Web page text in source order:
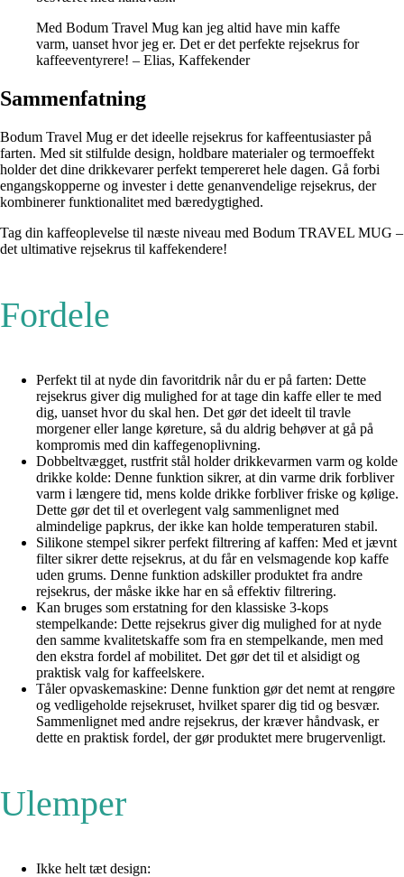
Med Bodum Travel Mug kan jeg altid have min kaffe
varm, uanset hvor jeg er. Det er det perfekte rejsekrus for
kaffeeventyrere! – Elias, Kaffekender
Sammenfatning
Bodum Travel Mug er det ideelle rejsekrus for kaffeentusiaster på
farten. Med sit stilfulde design, holdbare materialer og termoeffekt
holder det dine drikkevarer perfekt tempereret hele dagen. Gå forbi
engangskopperne og invester i dette genanvendelige rejsekrus, der
kombinerer funktionalitet med bæredygtighed.
Tag din kaffeoplevelse til næste niveau med Bodum TRAVEL MUG –
det ultimative rejsekrus til kaffekendere!
Fordele
Perfekt til at nyde din favoritdrik når du er på farten: Dette
rejsekrus giver dig mulighed for at tage din kaffe eller te med
dig, uanset hvor du skal hen. Det gør det ideelt til travle
morgener eller lange køreture, så du aldrig behøver at gå på
kompromis med din kaffegenoplivning.
Dobbeltvægget, rustfrit stål holder drikkevarmen varm og kolde
drikke kolde: Denne funktion sikrer, at din varme drik forbliver
varm i længere tid, mens kolde drikke forbliver friske og kølige.
Dette gør det til et overlegent valg sammenlignet med
almindelige papkrus, der ikke kan holde temperaturen stabil.
Silikone stempel sikrer perfekt filtrering af kaffen: Med et jævnt
filter sikrer dette rejsekrus, at du får en velsmagende kop kaffe
uden grums. Denne funktion adskiller produktet fra andre
rejsekrus, der måske ikke har en så effektiv filtrering.
Kan bruges som erstatning for den klassiske 3-kops
stempelkande: Dette rejsekrus giver dig mulighed for at nyde
den samme kvalitetskaffe som fra en stempelkande, men med
den ekstra fordel af mobilitet. Det gør det til et alsidigt og
praktisk valg for kaffeelskere.
Tåler opvaskemaskine: Denne funktion gør det nemt at rengøre
og vedligeholde rejsekruset, hvilket sparer dig tid og besvær.
Sammenlignet med andre rejsekrus, der kræver håndvask, er
dette en praktisk fordel, der gør produktet mere brugervenligt.
Ulemper
Ikke helt tæt design: